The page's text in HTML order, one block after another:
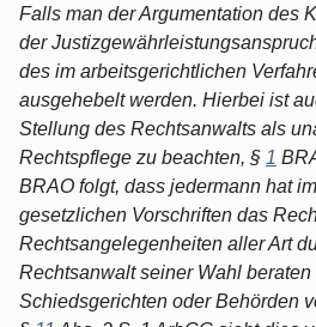
Falls man der Argumentation des
der
des im arbeitsgerichtlichen
ausgehebelt werden. Hierbei ist
Stellung des Rechtsanwalts als
Rechtspflege zu beachten, § 1
BRAO folgt, dass jedermann hat
gesetzlichen Vorschriften das
Rechtsangelegenheiten aller Art
Rechtsanwalt seiner Wahl beraten
Schiedsgerichten oder Behörden